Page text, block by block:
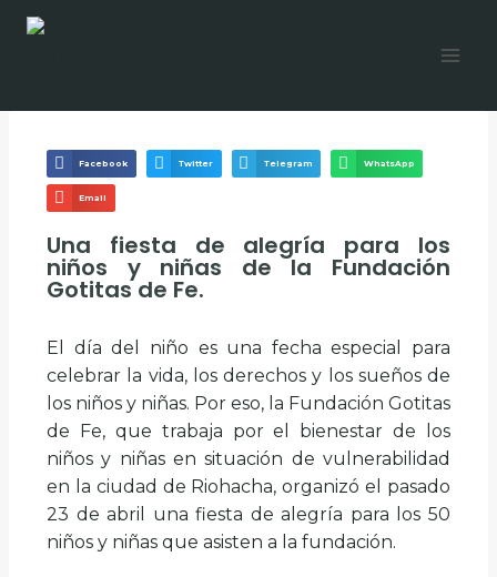
Facebook Twitter Telegram WhatsApp
Email
Una fiesta de alegría para los
niños y niñas de la Fundación
Gotitas de Fe.
El día del niño es una fecha especial para
celebrar la vida, los derechos y los sueños de
los niños y niñas. Por eso, la Fundación Gotitas
de Fe, que trabaja por el bienestar de los
niños y niñas en situación de vulnerabilidad
en la ciudad de Riohacha, organizó el pasado
23 de abril una fiesta de alegría para los 50
niños y niñas que asisten a la fundación.